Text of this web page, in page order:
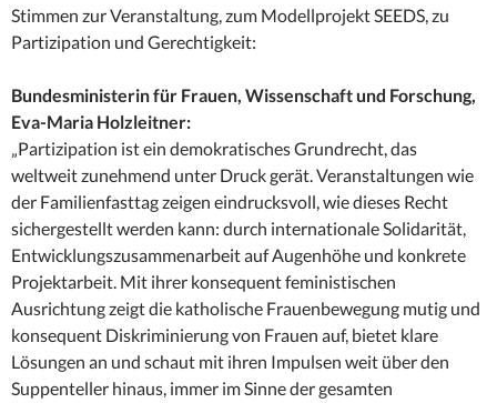
Stimmen zur Veranstaltung, zum Modellprojekt SEEDS, zu
Partizipation und Gerechtigkeit:
Bundesministerin für Frauen, Wissenschaft und Forschung,
Eva-Maria Holzleitner:
„Partizipation ist ein demokratisches Grundrecht, das
weltweit zunehmend unter Druck gerät. Veranstaltungen wie
der Familienfasttag zeigen eindrucksvoll, wie dieses Recht
sichergestellt werden kann: durch internationale Solidarität,
Entwicklungszusammenarbeit auf Augenhöhe und konkrete
Projektarbeit. Mit ihrer konsequent feministischen
Ausrichtung zeigt die katholische Frauenbewegung mutig und
konsequent Diskriminierung von Frauen auf, bietet klare
Lösungen an und schaut mit ihren Impulsen weit über den
Suppenteller hinaus, immer im Sinne der gesamten